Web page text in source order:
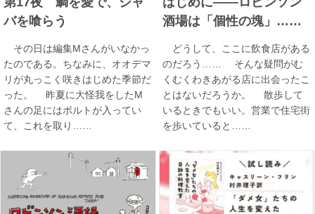
バを喰らう
その日は編集Mさんがいなかっ
たのである。ちなみに、オオデマ
リが丸っこく咲きはじめた季節だ
った。 昨夏に大怪我をしたM
さんの足にはボルトが入ってい
て、これを取り……
酒場は「個性の塊」……
どうして、ここに飲食店がある
のだろう…… そんな疑問がむ
くむくわきあがる店に出会ったこ
とはないだろうか。 散歩して
いるときでもいい。営業で住宅街
を歩いていると……